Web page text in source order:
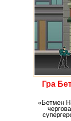
Гра
«Бетмен